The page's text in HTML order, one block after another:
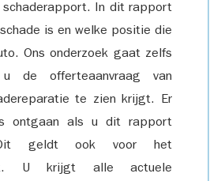
schaderapport. In dit rapport
is en welke positie die
Ons onderzoek gaat zelfs
de offerteaanvraag van
te zien krijgt. Er
ontgaan als u dit rapport
Dit geldt ook voor het
U krijgt alle actuele